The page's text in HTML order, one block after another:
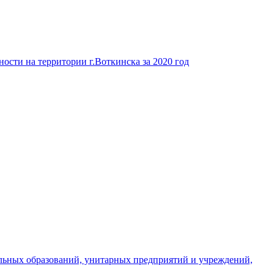
на территории г.Воткинска за 2020 год
образований, унитарных предприятий и учреждений,